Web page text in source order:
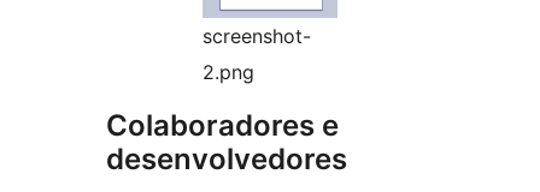
screenshot-
2.png
Colaboradores e
desenvolvedores